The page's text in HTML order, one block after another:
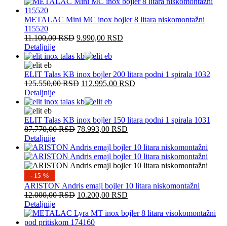
METALAC Mini MC inox bojler 8 litara niskomontažni
115520
11.100,00RSD 9.990,00 RSD
Detaljnije
ELIT Talas KB inox bojler 200 litara podni 1 spirala 1032
125.550,00RSD 112.995,00 RSD
Detaljnije
ELIT Talas KB inox bojler 150 litara podni 1 spirala 1031
87.770,00RSD 78.993,00 RSD
Detaljnije
- 15 %
ARISTON Andris emajl bojler 10 litara niskomontažni
12.000,00RSD 10.200,00 RSD
Detaljnije